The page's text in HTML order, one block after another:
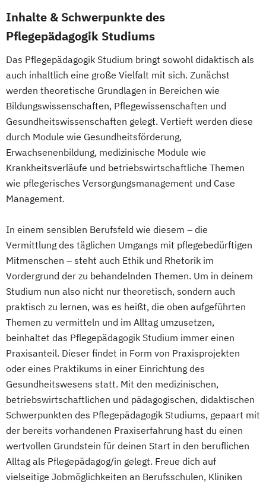
Inhalte & Schwerpunkte des
Pflegepädagogik Studiums
Das Pflegepädagogik Studium bringt sowohl didaktisch als
auch inhaltlich eine große Vielfalt mit sich. Zunächst
werden theoretische Grundlagen in Bereichen wie
Bildungswissenschaften, Pflegewissenschaften und
Gesundheitswissenschaften gelegt. Vertieft werden diese
durch Module wie Gesundheitsförderung,
Erwachsenenbildung, medizinische Module wie
Krankheitsverläufe und betriebswirtschaftliche Themen
wie pflegerisches Versorgungsmanagement und Case
Management.
In einem sensiblen Berufsfeld wie diesem – die
Vermittlung des täglichen Umgangs mit pflegebedürftigen
Mitmenschen – steht auch Ethik und Rhetorik im
Vordergrund der zu behandelnden Themen. Um in deinem
Studium nun also nicht nur theoretisch, sondern auch
praktisch zu lernen, was es heißt, die oben aufgeführten
Themen zu vermitteln und im Alltag umzusetzen,
beinhaltet das Pflegepädagogik Studium immer einen
Praxisanteil. Dieser findet in Form von Praxisprojekten
oder eines Praktikums in einer Einrichtung des
Gesundheitswesens statt. Mit den medizinischen,
betriebswirtschaftlichen und pädagogischen, didaktischen
Schwerpunkten des Pflegepädagogik Studiums, gepaart mit
der bereits vorhandenen Praxiserfahrung hast du einen
wertvollen Grundstein für deinen Start in den beruflichen
Alltag als Pflegepädagog/in gelegt. Freue dich auf
vielseitige Jobmöglichkeiten an Berufsschulen, Kliniken